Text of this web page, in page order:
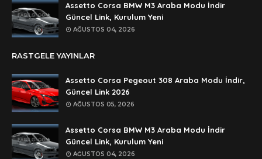
Anonymous
rar dosyasının şifresi nedir
Anonymous
lan şifre ne şifre
şifre ne
Assetto Corsa BMW M3 Araba Modu İndir
Güncel Link, Kurulum Yeni
AĞUSTOS 04, 2026
RASTGELE YAYINLAR
Assetto Corsa Pegeout 308 Araba Modu İndir,
Güncel Link 2026
AĞUSTOS 05, 2026
Assetto Corsa BMW M3 Araba Modu İndir
Güncel Link, Kurulum Yeni
AĞUSTOS 04, 2026